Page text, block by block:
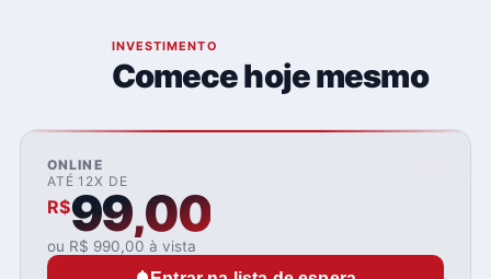
INVESTIMENTO
Comece hoje mesmo
ONLINE
ATÉ 12X DE
R$99,00
ou R$ 990,00 à vista